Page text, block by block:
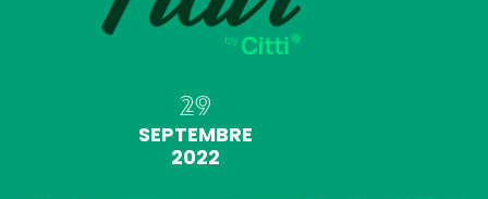
29
SEPTEMBRE
2022